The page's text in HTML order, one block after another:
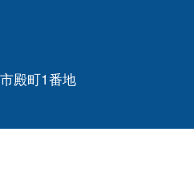
殿町1番地